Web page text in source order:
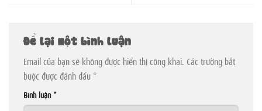
Để lại một bình luận
Email của bạn sẽ không được hiển thị công khai. Các trường bắt
buộc được đánh dấu *
Bình luận *